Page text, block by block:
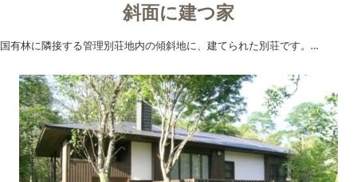
斜面に建つ家
国有林に隣接する管理別荘地内の傾斜地に、建てられた別荘です。…